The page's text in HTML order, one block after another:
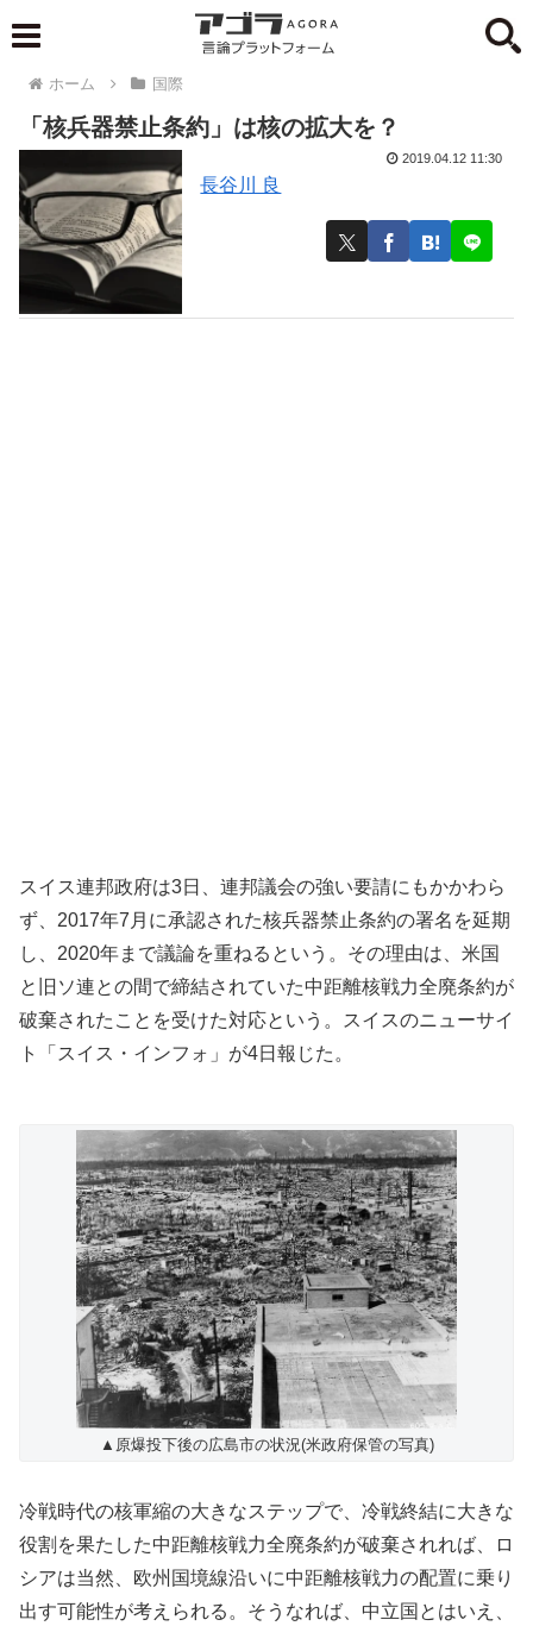
ホーム 国際
「核兵器禁止条約」は核の拡大を？
長谷川 良
2019.04.12 11:30
スイス連邦政府は3日、連邦議会の強い要請にもかかわら
ず、2017年7月に承認された核兵器禁止条約の署名を延期
し、2020年まで議論を重ねるという。その理由は、米国
と旧ソ連との間で締結されていた中距離核戦力全廃条約が
破棄されたことを受けた対応という。スイスのニューサイ
ト「スイス・インフォ」が4日報じた。
▲原爆投下後の広島市の状況(米政府保管の写真)
冷戦時代の核軍縮の大きなステップで、冷戦終結に大きな
役割を果たした中距離核戦力全廃条約が破棄されれば、ロ
シアは当然、欧州国境線沿いに中距離核戦力の配置に乗り
出す可能性が考えられる。そうなれば、中立国とはいえ、